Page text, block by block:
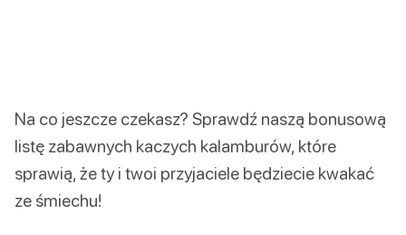
Na co jeszcze czekasz? Sprawdź naszą bonusową
listę zabawnych kaczych kalamburów, które
sprawią, że ty i twoi przyjaciele będziecie kwakać
ze śmiechu!